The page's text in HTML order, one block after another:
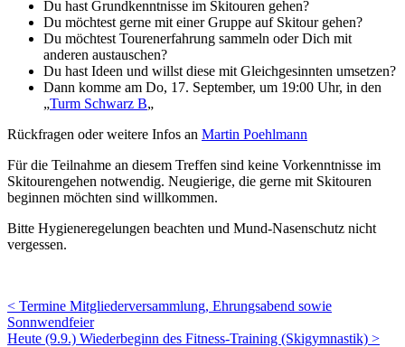
Du hast Grundkenntnisse im Skitouren gehen?
Du möchtest gerne mit einer Gruppe auf Skitour gehen?
Du möchtest Tourenerfahrung sammeln oder Dich mit
anderen austauschen?
Du hast Ideen und willst diese mit Gleichgesinnten umsetzen?
Dann komme am Do, 17. September, um 19:00 Uhr, in den
„Turm Schwarz B„
Rückfragen oder weitere Infos an Martin Poehlmann
Für die Teilnahme an diesem Treffen sind keine Vorkenntnisse im
Skitourengehen notwendig. Neugierige, die gerne mit Skitouren
beginnen möchten sind willkommen.
Bitte Hygieneregelungen beachten und Mund-Nasenschutz nicht
vergessen.
< Termine Mitgliederversammlung, Ehrungsabend sowie
Sonnwendfeier
Heute (9.9.) Wiederbeginn des Fitness-Training (Skigymnastik) >